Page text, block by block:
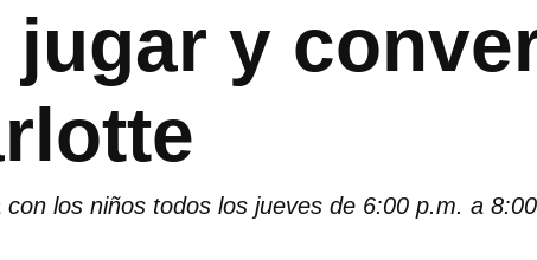
y
los niños todos los jueves de 6:00 p.m. a